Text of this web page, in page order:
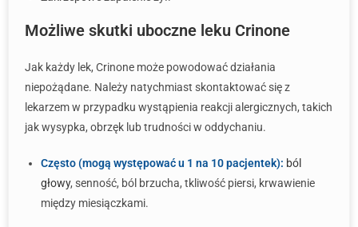
Możliwe skutki uboczne leku Crinone
Jak każdy lek, Crinone może powodować działania
niepożądane. Należy natychmiast skontaktować się z
lekarzem w przypadku wystąpienia reakcji alergicznych, takich
jak wysypka, obrzęk lub trudności w oddychaniu.
Często (mogą występować u 1 na 10 pacjentek): ból
głowy, senność, ból brzucha, tkliwość piersi, krwawienie
między miesiączkami.